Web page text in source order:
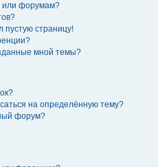
или форумам?
пустую страницу!
мной темы?
на определённую тему?
форум?